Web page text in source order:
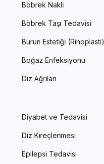
Böbrek Nakli
Böbrek Taşı Tedavisi
Burun Estetiği (Rinoplasti)
Boğaz Enfeksiyonu
Diz Ağrıları
Diyabet ve Tedavisi
Diz Kireçlenmesi
Epilepsi Tedavisi